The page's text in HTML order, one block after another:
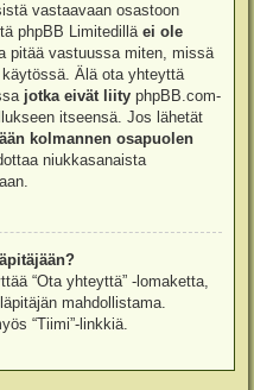
vastaavaan osastoon
phpBB Limitedillä ei ole
pitää vastuussa miten, missä
Älä ota yhteyttä
jotka eivät liity phpBB.com-
itseensä. Jos lähetät
kolmannen osapuolen
niukkasanaista
“Ota yhteyttä” -lomaketta,
mahdollistama.
“Tiimi”-linkkiä.